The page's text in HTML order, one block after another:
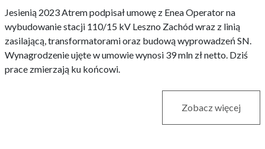
Jesienią 2023 Atrem podpisał umowę z Enea Operator na
wybudowanie stacji 110/15 kV Leszno Zachód wraz z linią
zasilającą, transformatorami oraz budową wyprowadzeń SN.
Wynagrodzenie ujęte w umowie wynosi 39 mln zł netto. Dziś
prace zmierzają ku końcowi.
Zobacz więcej